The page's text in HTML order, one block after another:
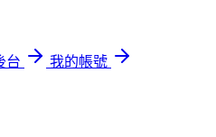
台
我的帳號